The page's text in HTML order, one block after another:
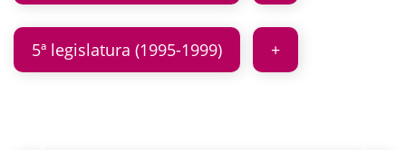
5ª legislatura (1995-1999)